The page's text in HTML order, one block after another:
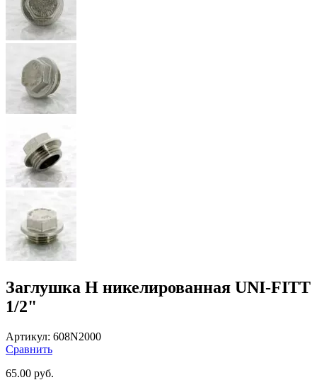
Заглушка Н никелированная UNI-FITT
1/2"
Артикул: 608N2000
Сравнить
65.00 руб.